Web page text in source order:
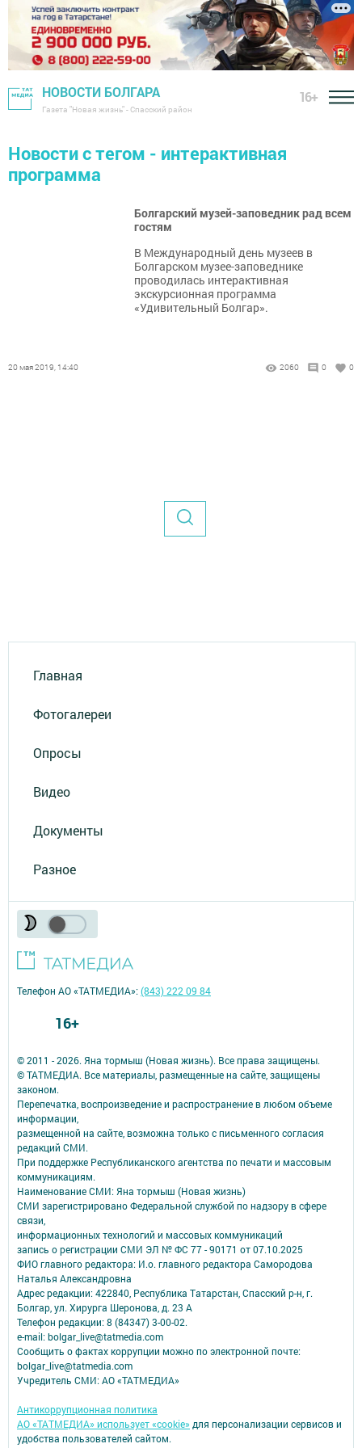
НОВОСТИ БОЛГАРА
Газета "Новая жизнь" - Спасский район
16+
Новости с тегом - интерактивная
программа
Болгарский музей-заповедник рад всем
гостям
​​​​​​​В Международный день музеев в
Болгарском музее-заповеднике
проводилась интерактивная
экскурсионная программа
«Удивительный Болгар».
20 мая 2019, 14:40 2060 0 0
Главная
Фотогалереи
Опросы
Видео
Документы
Разное
© 2011 - 2026. Яна тормыш (Новая жизнь). Все права защищены.
© ТАТМЕДИА. Все материалы, размещенные на сайте, защищены
законом.
Перепечатка, воспроизведение и распространение в любом объеме
информации,
размещенной на сайте, возможна только с письменного согласия
редакций СМИ.
При поддержке Республиканского агентства по печати и массовым
коммуникациям.
Наименование СМИ: Яна тормыш (Новая жизнь)
СМИ зарегистрировано Федеральной службой по надзору в сфере
связи,
информационных технологий и массовых коммуникаций
запись о регистрации СМИ ЭЛ № ФС 77 - 90171 от 07.10.2025
ФИО главного редактора: И.о. главного редактора Самородова
Наталья Александровна
Адрес редакции: 422840, Республика Татарстан, Спасский р-н, г.
Болгар, ул. Хирурга Шеронова, д. 23 А
Телефон редакции: 8 (84347) 3-00-02.
e-mail: bolgar_live@tatmedia.com
Сообщить о фактах коррупции можно по электронной почте:
bolgar_live@tatmedia.com
Учредитель СМИ: АО «ТАТМЕДИА»
Антикоррупционная политика
АО «ТАТМЕДИА» использует «cookie» для персонализации сервисов и
удобства пользователей сайтом.
Телефон АО «ТАТМЕДИА»:(843) 222 09 84
16+